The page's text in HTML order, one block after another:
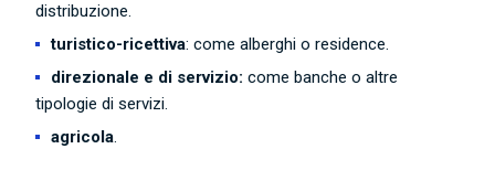
distribuzione.
turistico-ricettiva: come alberghi o residence.
direzionale e di servizio:come banche o altre
tipologie di servizi.
agricola.